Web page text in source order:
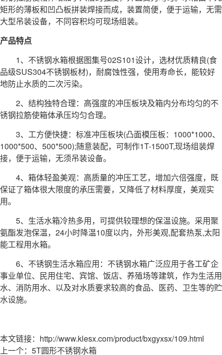
矩形的薄板和凹凸板拼装焊接而成，装置简便，便于运输，无需
大型吊装设备，不同容积均可现场组装。
产品特点
1、不锈钢水箱根据图集号02S101设计，选材优质精良(食
品级SUS304不锈钢板材)，耐腐蚀性强，使用寿命长，能较好
地防止水质的二次污染。
2、结构独特合理：高强度的冲压板块及箱内分布均匀的不
锈钢拉筋使箱体承压均匀合理。
3、工方便快捷：标准冲压板块(凸面模压板：1000*1000、
1000*500、500*500);随意装配，可制作1T-1500T,现场组装焊
接，便于运输，无须吊装设备。
4、箱体轻盈美观：高质量的冲压工艺，增加六倍强度，既
保证了箱体很大限度的承压需要，又降低了材料厚度，美观实
用。
5、生活水箱冷热多用，可提供较理想的保温设施。采用聚
氨酯发泡保温，24小时降温10度以内，外形美观,配套热泵,太阳
能工程用水箱。
6、 不锈钢生活水箱应用：不锈钢水箱广泛应用于各工矿企
事业单位、民用住宅、宾馆、饭店、养殖场等建筑，作为生活用
水、消防用水、以及对水质要求较高的食品、医药、卫生等的贮
水设施。
本文链接：http://www.klesx.com/product/bxgyxsx/109.html
上一个：5T圆形不锈钢水箱